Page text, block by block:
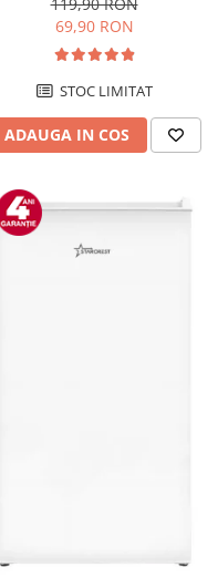
30 cm, Inox / Negru
119,90 RON
69,90 RON
STOC LIMITAT
ADAUGA IN COS